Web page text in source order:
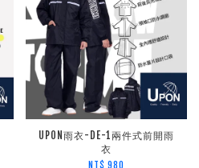
UPON雨衣-DE-1兩件式前開雨
衣
NT$ 980